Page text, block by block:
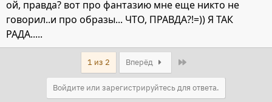
ой, правда? вот про фантазию мне еще никто не
говорил..и про образы... ЧТО, ПРАВДА?!=)) Я ТАК
РАДА.....
1 из 2 Вперёд
Войдите или зарегистрируйтесь для ответа.